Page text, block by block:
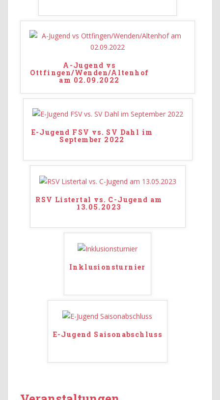
A-Jugend vs
Ottfingen/Wenden/Altenhof
am 02.09.2022
E-Jugend FSV vs. SV Dahl im
September 2022
RSV Listertal vs. C-Jugend am
13.05.2023
Inklusionsturnier
E-Jugend Saisonabschluss